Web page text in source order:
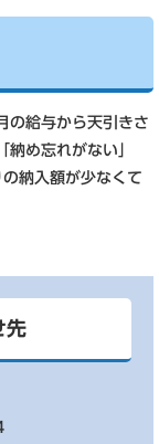
の給与から天引きさ
め忘れがない」
納入額が少なくて
先